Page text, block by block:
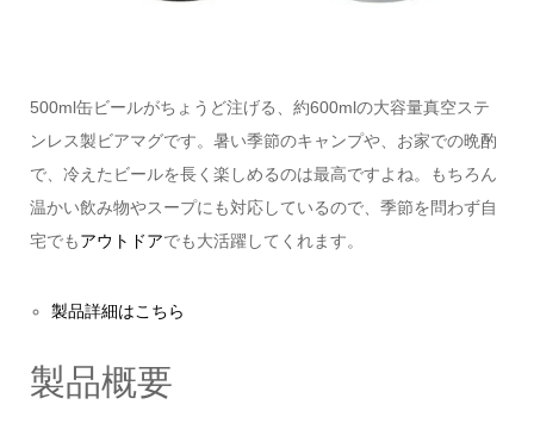
500ml缶ビールがちょうど注げる、約600mlの大容量真空ステ
ンレス製ビアマグです。暑い季節のキャンプや、お家での晩酌
で、冷えたビールを長く楽しめるのは最高ですよね。もちろん
温かい飲み物やスープにも対応しているので、季節を問わず自
宅でもアウトドアでも大活躍してくれます。
製品詳細はこちら
製品概要